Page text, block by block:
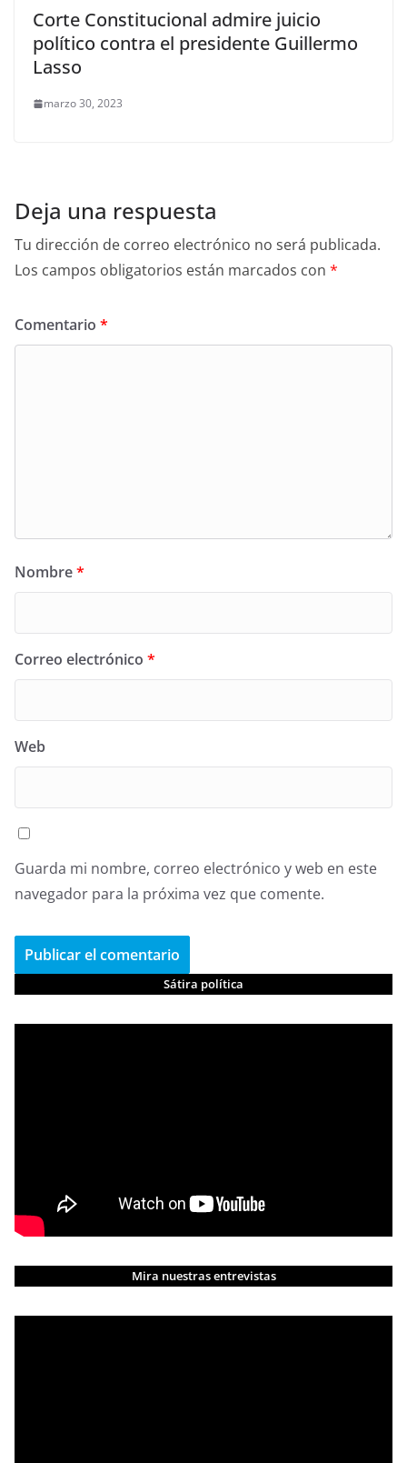
Corte Constitucional admire juicio
político contra el presidente Guillermo
Lasso
marzo 30, 2023
Deja una respuesta
Tu dirección de correo electrónico no será publicada.
Los campos obligatorios están marcados con *
Comentario *
Nombre*
Correo electrónico *
Web
Guarda mi nombre, correo electrónico y web en este
navegador para la próxima vez que comente.
Sátira política
Mira nuestras entrevistas